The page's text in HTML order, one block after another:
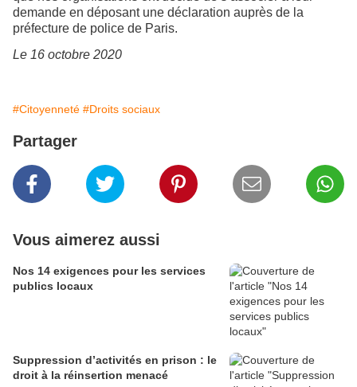
demande en déposant une déclaration auprès de la
préfecture de police de Paris.
Le 16 octobre 2020
#Citoyenneté #Droits sociaux
Partager
Vous aimerez aussi
Nos 14 exigences pour les services
publics locaux
Suppression d’activités en prison : le
droit à la réinsertion menacé